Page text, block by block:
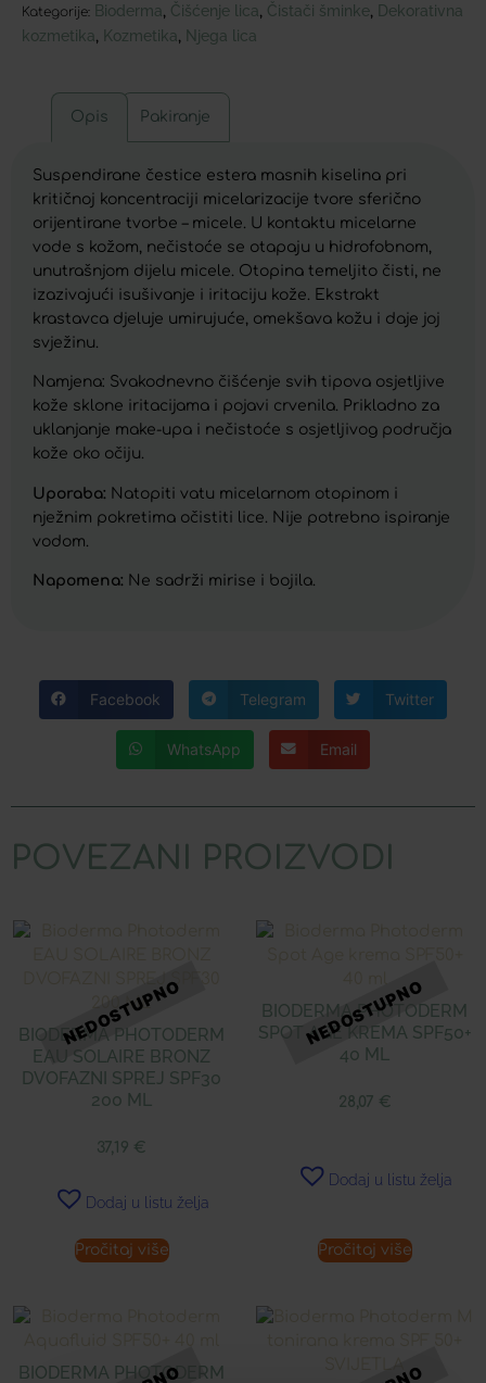
Kategorije: Bioderma Čišćenje lica Čistači šminke Dekorativna
kozmetika Kozmetika Njega lica
Opis Pakiranje
Suspendirane čestice estera masnih kiselina pri
kritičnoj koncentraciji micelarizacije tvore sferično
orijentirane tvorbe – micele. U kontaktu micelarne
vode s kožom, nečistoće se otapaju u hidrofobnom,
unutrašnjom dijelu micele. Otopina temeljito čisti, ne
izazivajući isušivanje i iritaciju kože. Ekstrakt
krastavca djeluje umirujuće, omekšava kožu i daje joj
svježinu.
Namjena: Svakodnevno čišćenje svih tipova osjetljive
kože sklone iritacijama i pojavi crvenila. Prikladno za
uklanjanje make-upa i nečistoće s osjetljivog područja
kože oko očiju.
Uporaba: Natopiti vatu micelarnom otopinom i
nježnim pokretima očistiti lice. Nije potrebno ispiranje
vodom.
Napomena: Ne sadrži mirise i bojila.
Facebook Telegram Twitter
WhatsApp Email
POVEZANI PROIZVODI
BIODERMA PHOTODERM
EAU SOLAIRE BRONZ
DVOFAZNI SPREJ SPF30
200 ML
37,19 €
Dodaj u listu želja
Pročitaj više
BIODERMA PHOTODERM
SPOT AGE KREMA SPF50+
40 ML
28,07 €
Dodaj u listu želja
Pročitaj više
BIODERMA PHOTODERM